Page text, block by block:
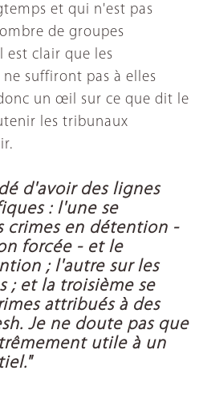
et qui n'est pas
de groupes
est clair que les
suffiront pas à elles
un œil sur ce que dit le
les tribunaux
d'avoir des lignes
: l'une se
crimes en détention -
forcée - et le
; l'autre sur les
; et la troisième se
attribués à des
Je ne doute pas que
utile à un